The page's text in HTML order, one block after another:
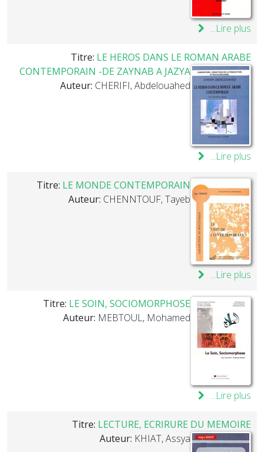
Lire plus...
Titre: LE HEROS DANS LE ROMAN ARABE
CONTEMPORAIN -DE ZAYNAB A JAZYA
Auteur: CHERIFI, Abdelouahed
Lire plus...
Titre: LE MONDE CONTEMPORAIN
Auteur: CHENNTOUF, Tayeb
Lire plus...
Titre: LE SOIN, SOCIOMORPHOSE
Auteur: MEBTOUL, Mohamed
Lire plus...
Titre: LECTURE, ECRIRURE DU MEMOIRE
Auteur: KHIAT, Assya